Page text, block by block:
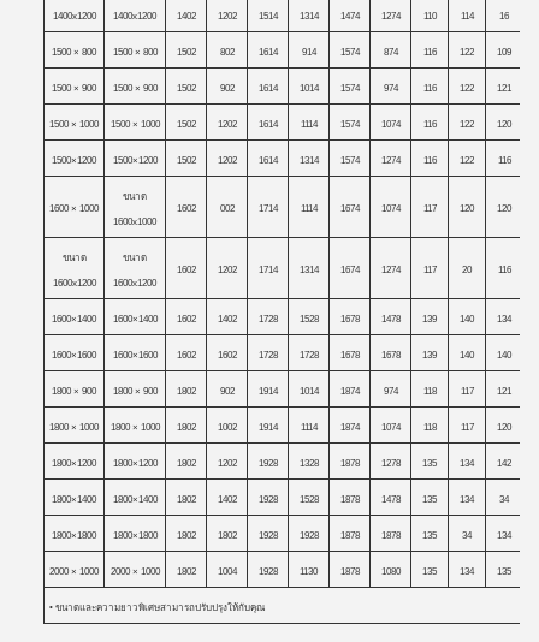
1400x1200 1400x1200 1402 1202 1514 1314 1474 1274 110 114 16
1500 × 800 1500 × 800 1502 802 1614 914 1574 874 116 122 109
1500 × 900 1500 × 900 1502 902 1614 1014 1574 974 116 122 121
1500 × 1000 1500 × 1000 1502 1202 1614 1114 1574 1074 116 122 120
1500×1200 1500×1200 1502 1202 1614 1314 1574 1274 116 122 116
1600 × 1000
ขนาด
1600x1000
1602 002 1714 1114 1674 1074 117 120 120
ขนาด
1600x1200
ขนาด
1600x1200
1602 1202 1714 1314 1674 1274 117 20 116
1600×1400 1600×1400 1602 1402 1728 1528 1678 1478 139 140 134
1600×1600 1600×1600 1602 1602 1728 1728 1678 1678 139 140 140
1800 × 900 1800 × 900 1802 902 1914 1014 1874 974 118 117 121
1800 × 1000 1800 × 1000 1802 1002 1914 1114 1874 1074 118 117 120
1800×1200 1800×1200 1802 1202 1928 1328 1878 1278 135 134 142
1800×1400 1800×1400 1802 1402 1928 1528 1878 1478 135 134 34
1800×1800 1800×1800 1802 1802 1928 1928 1878 1878 135 34 134
2000 × 1000 2000 × 1000 1802 1004 1928 1130 1878 1080 135 134 135
• ขนาดและความยาวพิเศษสามารถปรับปรุงให้กับคุณ